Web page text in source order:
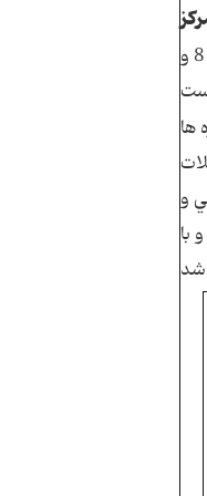
از لحاظ آمار برتري كامل در مجموع بازي با استقلال بود و در تعداد پاسهاي صحيح با 217 و سانتر 38 و موقعيت خطرناك 8 و
ها
زني و
با